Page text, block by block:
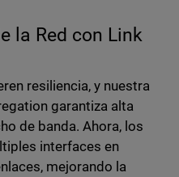
la Red con Link
resiliencia, y nuestra
garantiza alta
de banda. Ahora, los
interfaces en
mejorando la